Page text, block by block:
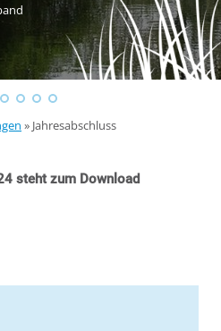
» Jahresabschluss
steht zum Download